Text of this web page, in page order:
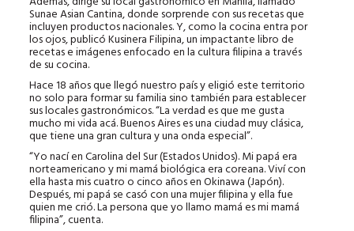
Sunae Asian Cantina, donde sorprende con sus recetas que
incluyen productos nacionales. Y, como la cocina entra por
los ojos, publicó Kusinera Filipina, un impactante libro de
recetas e imágenes enfocado en la cultura filipina a través
de su cocina.
Hace 18 años que llegó nuestro país y eligió este territorio
no solo para formar su familia sino también para establecer
sus locales gastronómicos. “La verdad es que me gusta
mucho mi vida acá. Buenos Aires es una ciudad muy clásica,
que tiene una gran cultura y una onda especial”.
“Yo nací en Carolina del Sur (Estados Unidos). Mi papá era
norteamericano y mi mamá biológica era coreana. Viví con
ella hasta mis cuatro o cinco años en Okinawa (Japón).
Después, mi papá se casó con una mujer filipina y ella fue
quien me crió. La persona que yo llamo mamá es mi mamá
filipina”, cuenta.